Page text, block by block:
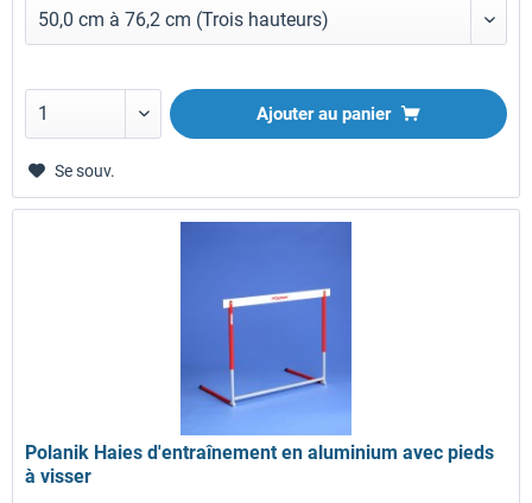
Ajouter au panier
Se souv.
Polanik Haies d'entraînement en aluminium avec pieds
à visser